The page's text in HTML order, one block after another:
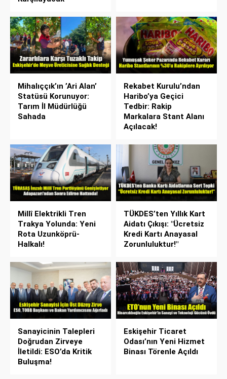
Mihalıççık’ın ’Ari Alan’
Statüsü Korunuyor:
Tarım İl Müdürlüğü
Sahada
Rekabet Kurulu’ndan
Haribo’ya Geçici
Tedbir: Rakip
Markalara Stant Alanı
Açılacak!
Millî Elektrikli Tren
Trakya Yolunda: Yeni
Rota Uzunköprü-
Halkalı!
TÜKDES’ten Yıllık Kart
Aidatı Çıkışı: "Ücretsiz
Kredi Kartı Anayasal
Zorunluluktur!"
Sanayicinin Talepleri
Doğrudan Zirveye
İletildi: ESO’da Kritik
Buluşma!
Eskişehir Ticaret
Odası’nın Yeni Hizmet
Binası Törenle Açıldı